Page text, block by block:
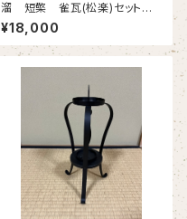
溜 短檠 雀瓦(松楽)セット
短檠箱なし 雀瓦ボール箱 古
物
¥18,000